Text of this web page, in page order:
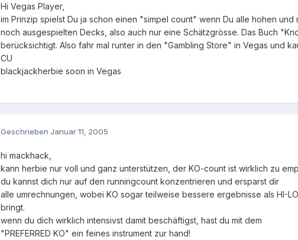
Hi Vegas Player,
im Prinzip spielst Du ja schon einen "simpel count" wenn Du alle hohen
noch ausgespielten Decks, also auch nur eine Schätzgrösse. Das Buch
berücksichtigt. Also fahr mal runter in den "Gambling Store" in Vegas und
CU
blackjackherbie soon in Vegas
Geschrieben Januar 11, 2005
hi mackhack,
kann herbie nur voll und ganz unterstützen, der KO-count ist wirklich zu
du kannst dich nur auf den runningcount konzentrieren und ersparst dir
alle umrechnungen, wobei KO sogar teilweise bessere ergebnisse als HI-LO
bringt.
wenn du dich wirklich intensivst damit beschäftigst, hast du mit dem
"PREFERRED KO" ein feines instrument zur hand!